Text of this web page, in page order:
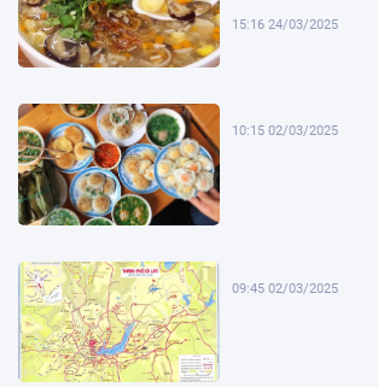
15:16 24/03/2025
10:15 02/03/2025
09:45 02/03/2025